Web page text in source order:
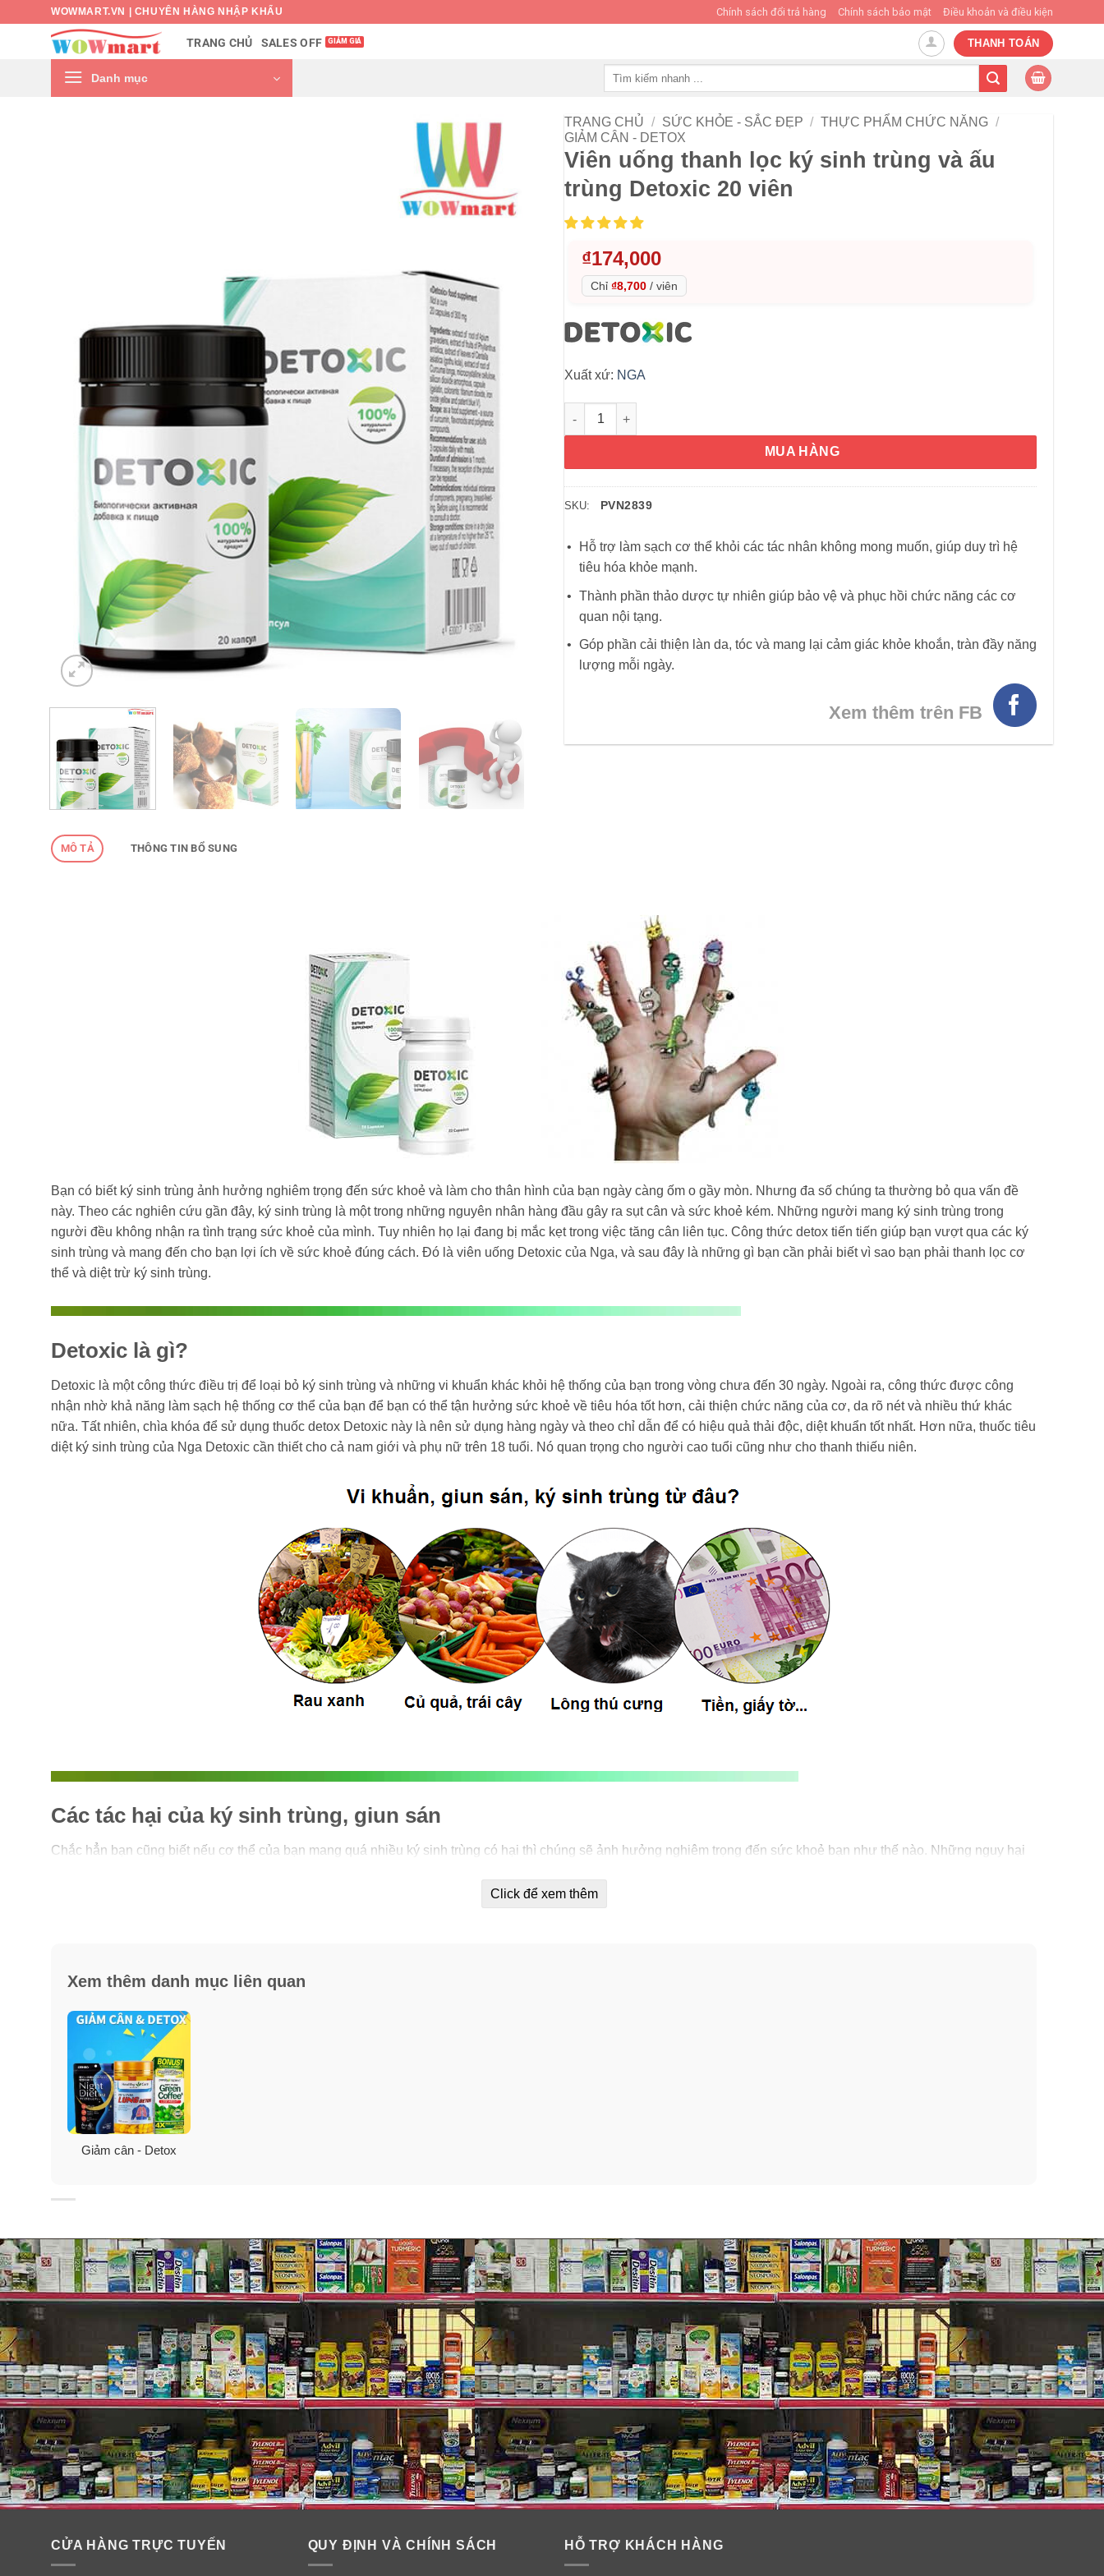
WOWMART.VN | CHUYÊN HÀNG NHẬP KHẨU Chính sách đổi trả hàng Chính sách bảo mật Điều khoản và điều kiện
TRANG CHỦ SALES OFF THANH TOÁN
Danh mục
TRANG CHỦ / SỨC KHỎE - SẮC ĐẸP / THỰC PHẨM CHỨC NĂNG /
GIẢM CÂN - DETOX
Viên uống thanh lọc ký sinh trùng và ấu
trùng Detoxic 20 viên
₫174,000
Chỉ ₫8,700 / viên
Xuất xứ: NGA
Viên uống thanh lọc ký sinh trùng và ấu trùng Detoxic 20 viên số lượng
MUA HÀNG
SKU: PVN2839
Hỗ trợ làm sạch cơ thể khỏi các tác nhân không mong muốn, giúp duy trì hệ
tiêu hóa khỏe mạnh.
Thành phần thảo dược tự nhiên giúp bảo vệ và phục hồi chức năng các cơ
quan nội tạng.
Góp phần cải thiện làn da, tóc và mang lại cảm giác khỏe khoắn, tràn đầy năng
lượng mỗi ngày.
Xem thêm trên FB
MÔ TẢ THÔNG TIN BỔ SUNG
Bạn có biết ký sinh trùng ảnh hưởng nghiêm trọng đến sức khoẻ và làm cho thân hình của bạn ngày càng ốm o gầy mòn. Nhưng đa số chúng ta thường bỏ qua vấn đề
này. Theo các nghiên cứu gần đây, ký sinh trùng là một trong những nguyên nhân hàng đầu gây ra sụt cân và sức khoẻ kém. Những người mang ký sinh trùng trong
người đều không nhận ra tình trạng sức khoẻ của mình. Tuy nhiên họ lại đang bị mắc kẹt trong việc tăng cân liên tục. Công thức detox tiến tiến giúp bạn vượt qua các ký
sinh trùng và mang đến cho bạn lợi ích về sức khoẻ đúng cách. Đó là viên uống Detoxic của Nga, và sau đây là những gì bạn cần phải biết vì sao bạn phải thanh lọc cơ
thể và diệt trừ ký sinh trùng.
Detoxic là gì?
Detoxic là một công thức điều trị để loại bỏ ký sinh trùng và những vi khuẩn khác khỏi hệ thống của bạn trong vòng chưa đến 30 ngày. Ngoài ra, công thức được công
nhận nhờ khả năng làm sạch hệ thống cơ thể của bạn để bạn có thể tận hưởng sức khoẻ về tiêu hóa tốt hơn, cải thiện chức năng của cơ, da rõ nét và nhiều thứ khác
nữa. Tất nhiên, chìa khóa để sử dụng thuốc detox Detoxic này là nên sử dụng hàng ngày và theo chỉ dẫn để có hiệu quả thải độc, diệt khuẩn tốt nhất. Hơn nữa, thuốc tiêu
diệt ký sinh trùng của Nga Detoxic cần thiết cho cả nam giới và phụ nữ trên 18 tuổi. Nó quan trọng cho người cao tuổi cũng như cho thanh thiếu niên.
Các tác hại của ký sinh trùng, giun sán
Chắc hẳn bạn cũng biết nếu cơ thể của bạn mang quá nhiều ký sinh trùng có hại thì chúng sẽ ảnh hưởng nghiêm trọng đến sức khoẻ bạn như thế nào. Những nguy hại
Tổn hại đến chức năng toàn bộ đường ruột.
Làm hại dạ dày của bạn.
Làm sức khoẻ của bạn gặp nhiều vấn đề và trí nhớ kém.
Với những nguy hiểm này, bắt buộc bạn phải cân nhắc bổ sung thêm một công thức đảm bảo rằng hệ thống của bạn không bị nhiễm ký sinh trùng.
Một số dấu hiệu cho thấy bạn đang nhiễm ký sinh trùng:
Dị ứng.
Bệnh mãn tính.
Mệt mỏi.
Click để xem thêm
Xem thêm danh mục liên quan
Giảm cân - Detox
CỬA HÀNG TRỰC TUYẾN QUY ĐỊNH VÀ CHÍNH SÁCH HỖ TRỢ KHÁCH HÀNG